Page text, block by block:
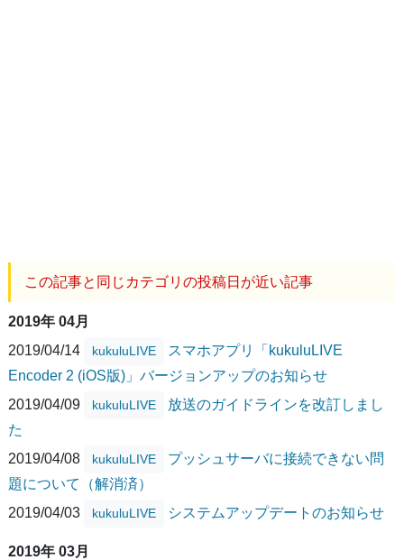
この記事と同じカテゴリの投稿日が近い記事
2019年 04月
2019/04/14
kukuluLIVE
スマホアプリ「kukuluLIVE
Encoder 2 (iOS版)」バージョンアップのお知らせ
2019/04/09
kukuluLIVE
放送のガイドラインを改訂しまし
た
2019/04/08
kukuluLIVE
プッシュサーバに接続できない問
題について（解消済）
2019/04/03
kukuluLIVE システムアップデートのお知らせ
2019年 03月